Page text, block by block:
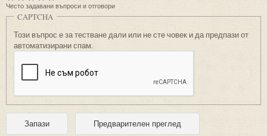
Често задавани въпроси и отговори
CAPTCHA
Този въпрос е за тестване дали или не сте човек и да предпази от
автоматизирани спам.